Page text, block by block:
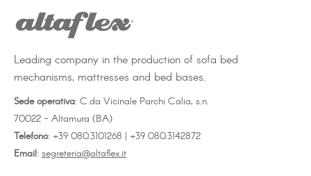
Leading company in the production of sofa bed
mechanisms, mattresses and bed bases.
Sede operativa: C.da Vicinale Parchi Calia, s.n.
70022 - Altamura (BA)
Telefono: +39 080.3101268 | +39 080.3142872
Email: segreteria@altaflex.it